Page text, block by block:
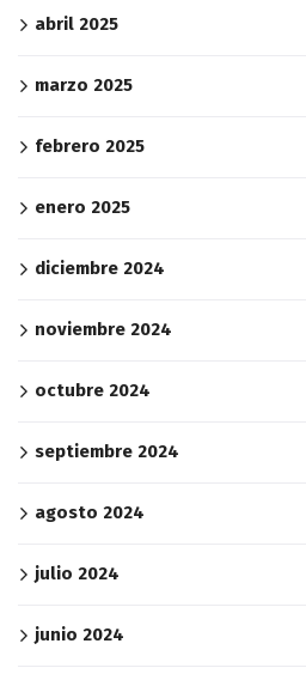
abril 2025
marzo 2025
febrero 2025
enero 2025
diciembre 2024
noviembre 2024
octubre 2024
septiembre 2024
agosto 2024
julio 2024
junio 2024